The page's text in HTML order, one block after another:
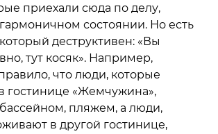
приехали сюда по делу,
состоянии. Но есть
деструктивен: «Вы
тут косяк». Например,
что люди, которые
гостинице «Жемчужина»,
пляжем, а люди,
в другой гостинице,